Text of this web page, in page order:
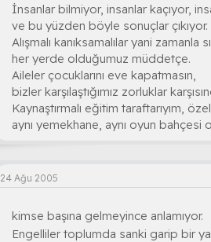
İnsanlar bilmiyor, insanlar kaçıyor,
ve bu yüzden böyle sonuçlar çıkıyor.
Alışmalı kanıksamalılar yani zamanla
her yerde olduğumuz müddetçe.
Aileler çocuklarını eve kapatmasın,
bizler karşılaştığımız zorluklar
Kaynaştırmalı eğitim taraftarıyım,
aynı yemekhane, aynı oyun bahçesi
24 Ağu 2005
kimse başına gelmeyince anlamıyor.
Engelliler toplumda sanki garip bir